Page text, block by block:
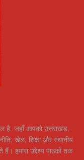
है, जहाँ आपको उत्तराखंड,
खेल, शिक्षा और स्थानीय
हमारा उद्देश्य पाठकों तक